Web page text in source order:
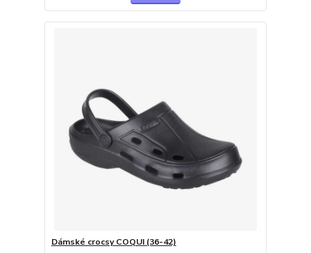
Dámské crocsy COQUI (36-42)